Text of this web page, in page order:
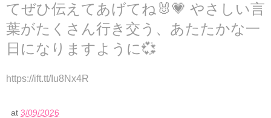
てぜひ伝えてあげてね🐰💗 やさしい言
葉がたくさん行き交う、あたたかな一
日になりますように💞
https://ift.tt/Iu8Nx4R
at 3/09/2026